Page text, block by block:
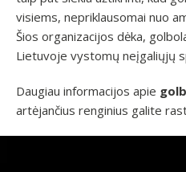
visiems, nepriklausomai nuo
Šios organizacijos dėka,
Lietuvoje vystomų neįgaliųjų
Daugiau informacijos apie
artėjančius renginius galite